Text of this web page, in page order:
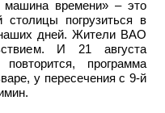
машина времени» – это
погрузиться в
дней. Жители ВАО
И 21 августа
программа
у пересечения с 9-й